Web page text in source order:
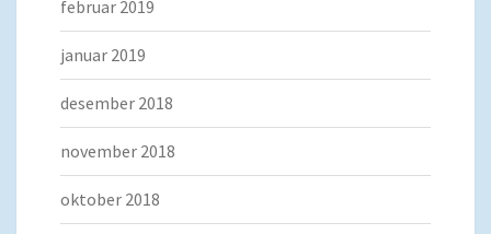
februar 2019
januar 2019
desember 2018
november 2018
oktober 2018